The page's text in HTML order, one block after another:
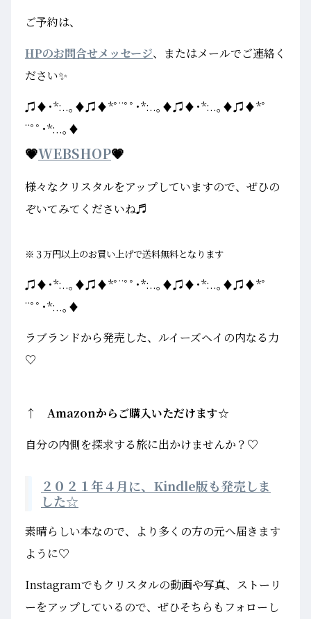
ご予約は、
HPのお問合せメッセージ、またはメールでご連絡く
ださい✨
♫♦･*:..｡♦♫♦*ﾟ¨ﾟﾟ･*:..｡♦♫♦･*:..｡♦♫♦*ﾟ
¨ﾟﾟ･*:..｡♦
💗WEBSHOP💗
様々なクリスタルをアップしていますので、ぜひの
ぞいてみてくださいね♬
※３万円以上のお買い上げで送料無料となります
♫♦･*:..｡♦♫♦*ﾟ¨ﾟﾟ･*:..｡♦♫♦･*:..｡♦♫♦*ﾟ
¨ﾟﾟ･*:..｡♦
ラブランドから発売した、ルイーズヘイの内なる力
♡
↑ Amazonからご購入いただけます☆
自分の内側を探求する旅に出かけませんか？♡
２０２１年４月に、Kindle版も発売しま
した☆
素晴らしい本なので、より多くの方の元へ届きます
ように♡
Instagramでもクリスタルの動画や写真、ストーリ
ーをアップしているので、ぜひそちらもフォローし